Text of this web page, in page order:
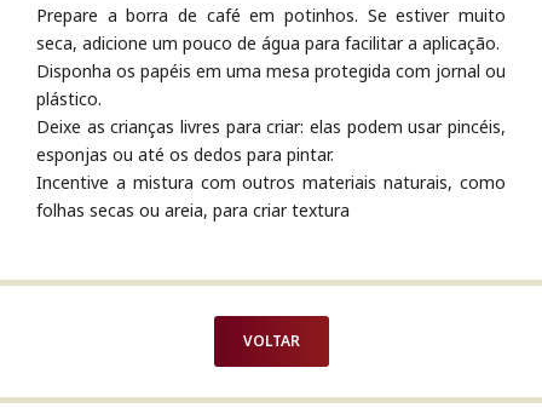
Prepare a borra de café em potinhos. Se estiver muito
seca, adicione um pouco de água para facilitar a aplicação.
Disponha os papéis em uma mesa protegida com jornal ou
plástico.
Deixe as crianças livres para criar: elas podem usar pincéis,
esponjas ou até os dedos para pintar.
Incentive a mistura com outros materiais naturais, como
folhas secas ou areia, para criar textura
VOLTAR